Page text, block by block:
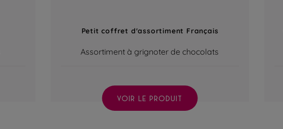
Petit coffret d'assortiment Français
Assortiment à grignoter de chocolats
VOIR LE PRODUIT